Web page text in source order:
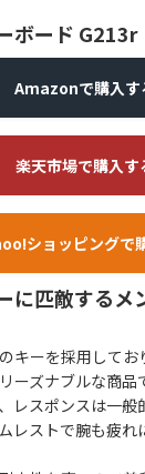
ボード G213r
Amazonで購入す
楽天市場で購入す
ショッピングで
に匹敵するメ
キーを採用してお
ーズナブルな商品
レスポンスは一
レストで腕も疲れ